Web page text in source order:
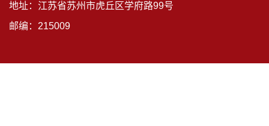
地址：江苏省苏州市虎丘区学府路99号
邮编：215009